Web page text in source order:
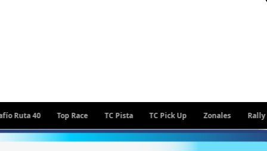
Top Race TC Pista TC Pick Up Zonales Rally Argentino